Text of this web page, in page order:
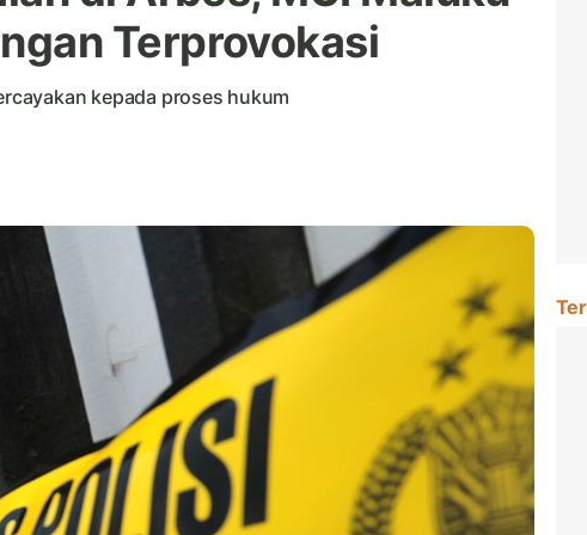
Terprovokasi
kepada proses hukum